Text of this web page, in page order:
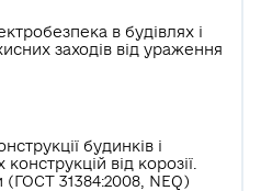
в будівлях і
заходів від ураження
будинків і
від корозії.
(ГОСТ 31384:2008, NEQ)